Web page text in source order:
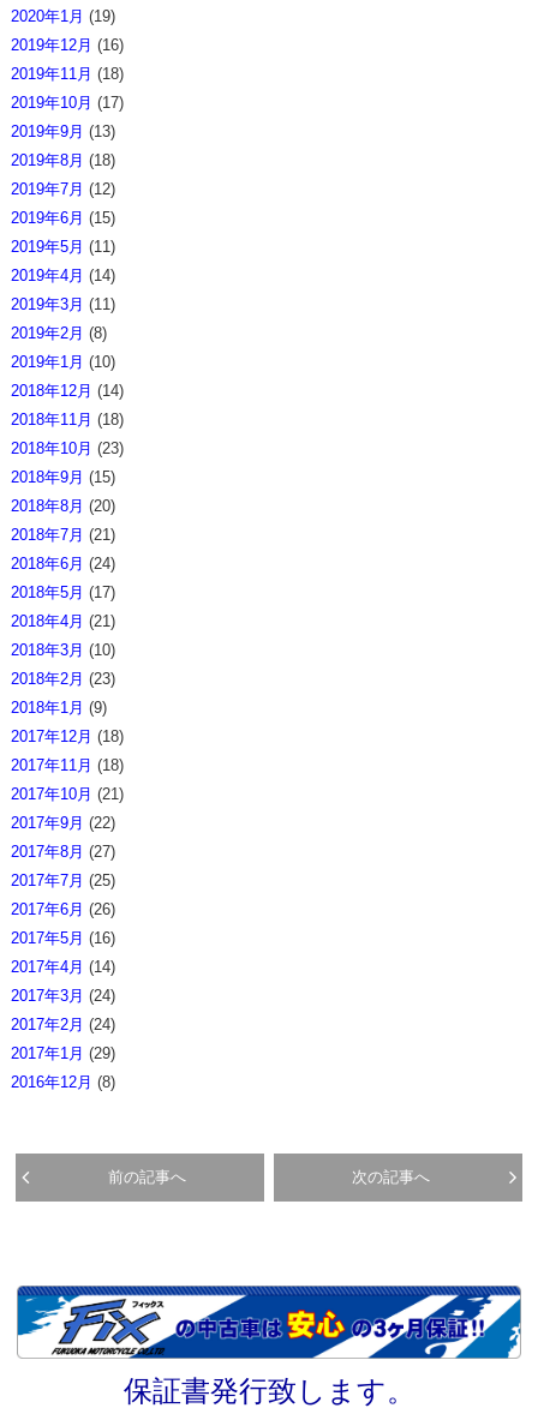
2020年1月 (19)
2019年12月 (16)
2019年11月 (18)
2019年10月 (17)
2019年9月 (13)
2019年8月 (18)
2019年7月 (12)
2019年6月 (15)
2019年5月 (11)
2019年4月 (14)
2019年3月 (11)
2019年2月 (8)
2019年1月 (10)
2018年12月 (14)
2018年11月 (18)
2018年10月 (23)
2018年9月 (15)
2018年8月 (20)
2018年7月 (21)
2018年6月 (24)
2018年5月 (17)
2018年4月 (21)
2018年3月 (10)
2018年2月 (23)
2018年1月 (9)
2017年12月 (18)
2017年11月 (18)
2017年10月 (21)
2017年9月 (22)
2017年8月 (27)
2017年7月 (25)
2017年6月 (26)
2017年5月 (16)
2017年4月 (14)
2017年3月 (24)
2017年2月 (24)
2017年1月 (29)
2016年12月 (8)
前の記事へ 次の記事へ
保証書発行致します。